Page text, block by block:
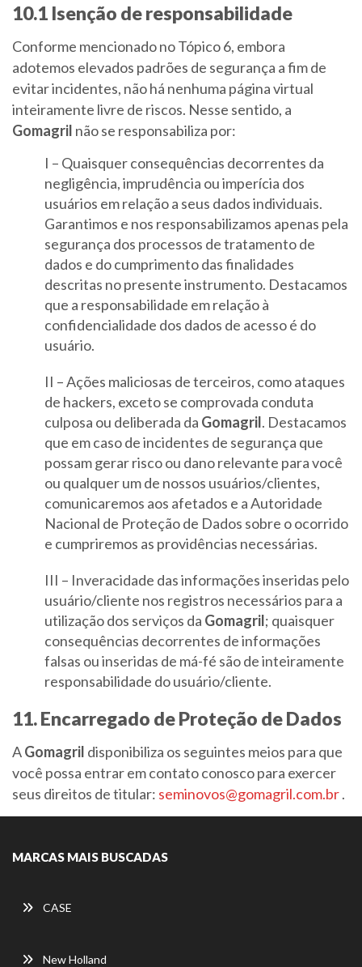
10.1 Isenção de responsabilidade
Conforme mencionado no Tópico 6, embora
adotemos elevados padrões de segurança a fim de
evitar incidentes, não há nenhuma página virtual
inteiramente livre de riscos. Nesse sentido, a
Gomagril não se responsabiliza por:
I – Quaisquer consequências decorrentes da
negligência, imprudência ou imperícia dos
usuários em relação a seus dados individuais.
Garantimos e nos responsabilizamos apenas pela
segurança dos processos de tratamento de
dados e do cumprimento das finalidades
descritas no presente instrumento. Destacamos
que a responsabilidade em relação à
confidencialidade dos dados de acesso é do
usuário.
II – Ações maliciosas de terceiros, como ataques
de hackers, exceto se comprovada conduta
culposa ou deliberada da Gomagril. Destacamos
que em caso de incidentes de segurança que
possam gerar risco ou dano relevante para você
ou qualquer um de nossos usuários/clientes,
comunicaremos aos afetados e a Autoridade
Nacional de Proteção de Dados sobre o ocorrido
e cumpriremos as providências necessárias.
III – Inveracidade das informações inseridas pelo
usuário/cliente nos registros necessários para a
utilização dos serviços da Gomagril; quaisquer
consequências decorrentes de informações
falsas ou inseridas de má-fé são de inteiramente
responsabilidade do usuário/cliente.
11. Encarregado de Proteção de Dados
AGomagril disponibiliza os seguintes meios para que
você possa entrar em contato conosco para exercer
seus direitos de titular: seminovos@gomagril.com.br.
MARCAS MAIS BUSCADAS
CASE
New Holland